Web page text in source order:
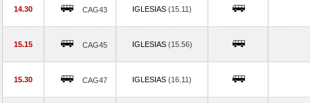
14.30 CAG43 IGLESIAS (15.11)
15.15 CAG45 IGLESIAS (15.56)
15.30 CAG47 IGLESIAS (16.11)